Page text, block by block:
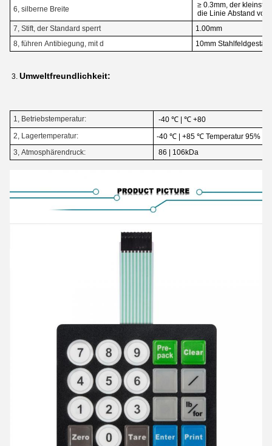
6, silberne Breite
≥ 0.3mm, der kleinste
die Linie Abstand
7, Stift, der Standard sperrt
1.00mm
8, führen Antibiegung, mit d
10mm
3. Umweltfreundlichkeit:
1, Betriebstemperatur:
-40 ℃ | ℃ +80
2, Lagertemperatur:
-40 ℃ | +85 ℃ Temperatur 95% ±
3, Atmosphärendruck:
86 | 106kDa